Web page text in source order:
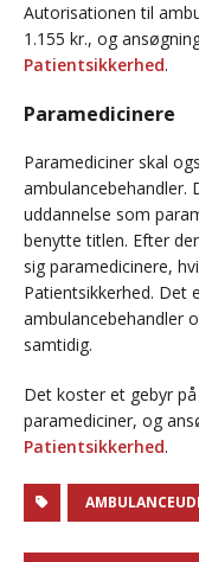
Autorisationen til
1.155 kr., og
Patientsikkerhed.
Paramedicinere
Paramediciner skal
ambulancebehandler.
uddannelse som
benytte titlen. Efter
sig paramedicinere,
Patientsikkerhed. Det
ambulancebehandler
samtidig.
Det koster et gebyr
paramediciner, og
Patientsikkerhed.